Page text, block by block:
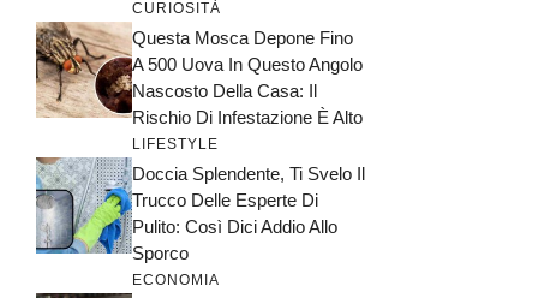
CURIOSITÀ
Questa Mosca Depone Fino
A 500 Uova In Questo Angolo
Nascosto Della Casa: Il
Rischio Di Infestazione È Alto
LIFESTYLE
Doccia Splendente, Ti Svelo Il
Trucco Delle Esperte Di
Pulito: Così Dici Addio Allo
Sporco
ECONOMIA